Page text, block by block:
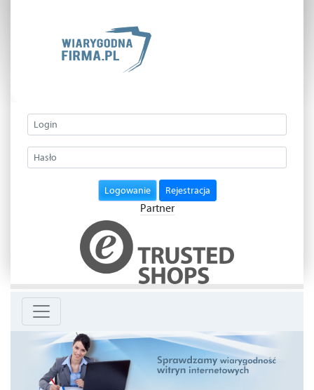
Logowanie Rejestracja
Partner